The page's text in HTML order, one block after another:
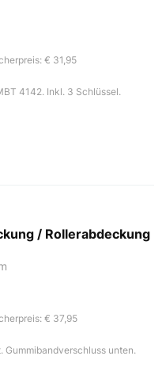
€ 31,95
4142. Inkl. 3 Schlüssel.
/ Rollerabdeckung
€ 37,95
Gummibandverschluss unten.